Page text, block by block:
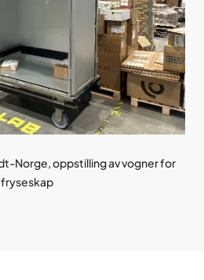
Norge, oppstilling av vogner for
fryseskap